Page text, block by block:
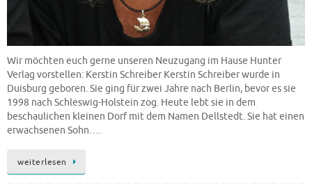
Wir möchten euch gerne unseren Neuzugang im Hause Hunter
Verlag vorstellen: Kerstin Schreiber Kerstin Schreiber wurde in
Duisburg geboren. Sie ging für zwei Jahre nach Berlin, bevor es sie
1998 nach Schleswig-Holstein zog. Heute lebt sie in dem
beschaulichen kleinen Dorf mit dem Namen Dellstedt. Sie hat einen
erwachsenen Sohn….
weiterlesen